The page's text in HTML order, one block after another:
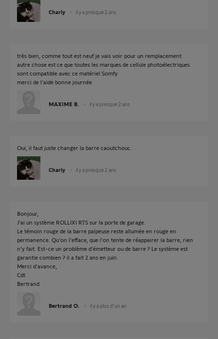
Charly il y a presque 2 ans
très bien, comme tout est neuf je vais voir pour un remplacement
autre chose est ce que toutes les marques de cellule photoélectriques
sont compatible avec ce matériel Somfy
merci de l'aide bonne journée
MAXIME B. il y a presque 2 ans
Oui, il faut juste changer la barre caoutchouc.
Charly il y a presque 2 ans
Bonjour,
J'ai un système ROLLIXI RTS sur la porte de garage.
Le témoin rouge de la barre palpeuse reste allumée en rouge en
permanence. Qu'on l'efface, que l'on tente de réappairer la barre, rien
n'y fait. Est-ce un problème d'émetteur ou de barre ? Le système est
garantie combien ? il a fait 2 ans en juin.
Merci d'avance,
Cdt
Bertrand
Bertrand O. il y a plus d'un an